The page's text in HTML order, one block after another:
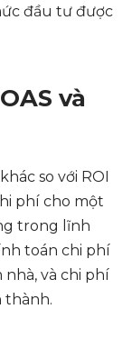
đầu tư được
và
so với ROI
phí cho một
trong lĩnh
toán chi phí
và chi phí
thành.